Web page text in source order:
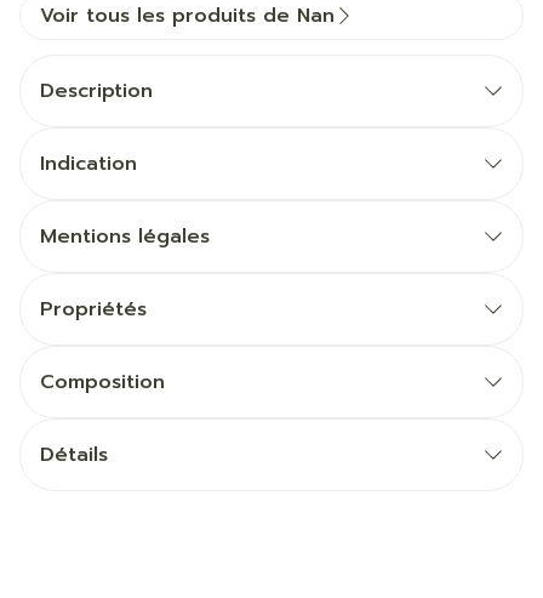
Voir tous les produits de Nan
Description
Indication
Mentions légales
Propriétés
Composition
Détails